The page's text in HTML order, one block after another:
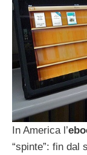
In America l’
“spinte”: fin dal